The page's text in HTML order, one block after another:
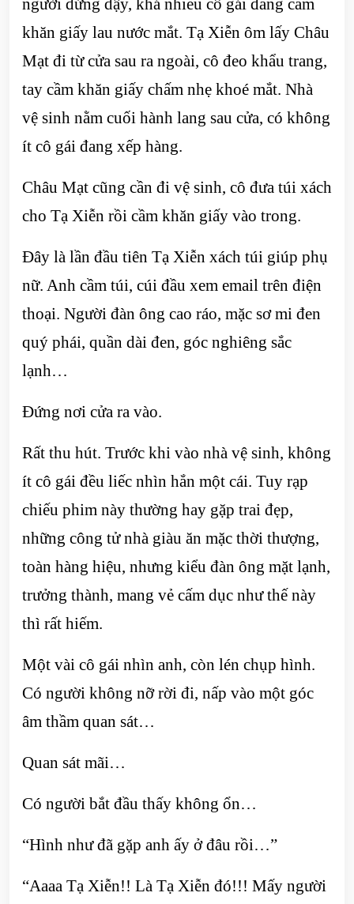
người đứng dậy, khá nhiều cô gái đang cầm
khăn giấy lau nước mắt. Tạ Xiễn ôm lấy Châu
Mạt đi từ cửa sau ra ngoài, cô đeo khẩu trang,
tay cầm khăn giấy chấm nhẹ khoé mắt. Nhà
vệ sinh nằm cuối hành lang sau cửa, có không
ít cô gái đang xếp hàng.
Châu Mạt cũng cần đi vệ sinh, cô đưa túi xách
cho Tạ Xiễn rồi cầm khăn giấy vào trong.
Đây là lần đầu tiên Tạ Xiễn xách túi giúp phụ
nữ. Anh cầm túi, cúi đầu xem email trên điện
thoại. Người đàn ông cao ráo, mặc sơ mi đen
quý phái, quần dài đen, góc nghiêng sắc
lạnh…
Đứng nơi cửa ra vào.
Rất thu hút. Trước khi vào nhà vệ sinh, không
ít cô gái đều liếc nhìn hắn một cái. Tuy rạp
chiếu phim này thường hay gặp trai đẹp,
những công tử nhà giàu ăn mặc thời thượng,
toàn hàng hiệu, nhưng kiểu đàn ông mặt lạnh,
trưởng thành, mang vẻ cấm dục như thế này
thì rất hiếm.
Một vài cô gái nhìn anh, còn lén chụp hình.
Có người không nỡ rời đi, nấp vào một góc
âm thầm quan sát…
Quan sát mãi…
Có người bắt đầu thấy không ổn…
“Hình như đã gặp anh ấy ở đâu rồi…”
“Aaaa Tạ Xiễn!! Là Tạ Xiễn đó!!! Mấy người